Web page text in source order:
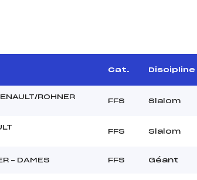
Cat. Discipline
ROHNER
FFS Slalom
FFS Slalom
– DAMES FFS Géant